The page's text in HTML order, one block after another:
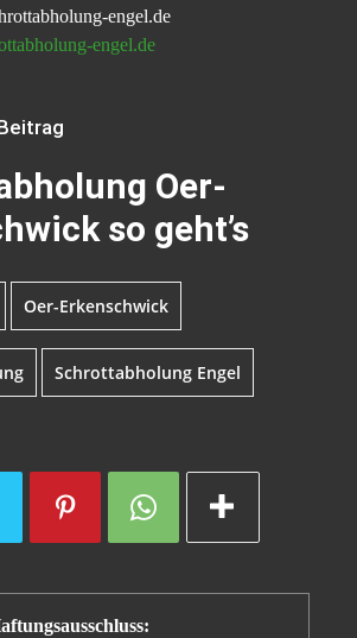
engel.de
engel.de
Oer-
so geht’s
Oer-Erkenschwick
Schrottabholung Engel